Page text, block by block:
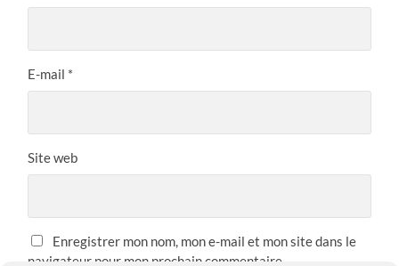
E-mail *
Site web
Enregistrer mon nom, mon e-mail et mon site dans le
navigateur pour mon prochain commentaire.